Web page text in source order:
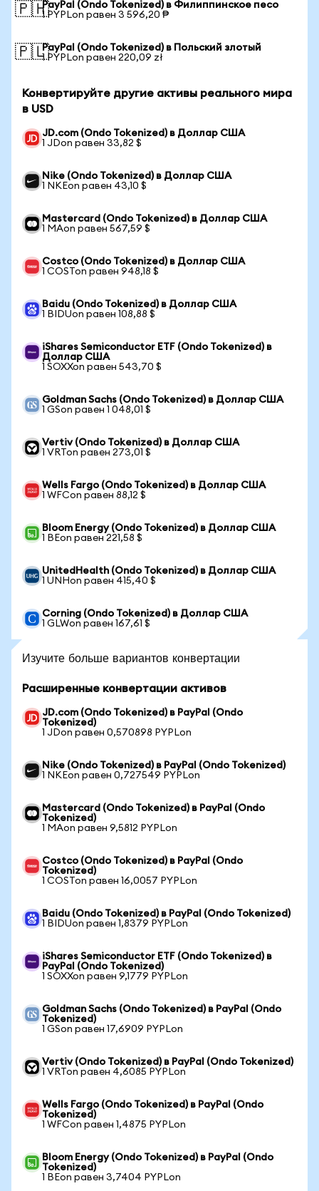
🇵🇭PayPal (Ondo Tokenized) в Филиппинское песо
1 PYPLon равен 3 596,20 ₱
🇵🇱PayPal (Ondo Tokenized) в Польский злотый
1 PYPLon равен 220,09 zł
Конвертируйте другие активы реального мира
в USD
JD.com (Ondo Tokenized) в Доллар США
1 JDon равен 33,82 $
Nike (Ondo Tokenized) в Доллар США
1 NKEon равен 43,10 $
Mastercard (Ondo Tokenized) в Доллар США
1 MAon равен 567,59 $
Costco (Ondo Tokenized) в Доллар США
1 COSTon равен 948,18 $
Baidu (Ondo Tokenized) в Доллар США
1 BIDUon равен 108,88 $
iShares Semiconductor ETF (Ondo Tokenized) в
Доллар США
1 SOXXon равен 543,70 $
Goldman Sachs (Ondo Tokenized) в Доллар США
1 GSon равен 1 048,01 $
Vertiv (Ondo Tokenized) в Доллар США
1 VRTon равен 273,01 $
Wells Fargo (Ondo Tokenized) в Доллар США
1 WFCon равен 88,12 $
Bloom Energy (Ondo Tokenized) в Доллар США
1 BEon равен 221,58 $
UnitedHealth (Ondo Tokenized) в Доллар США
1 UNHon равен 415,40 $
Corning (Ondo Tokenized) в Доллар США
1 GLWon равен 167,61 $
Изучите больше вариантов конвертации
Расширенные конвертации активов
JD.com (Ondo Tokenized) в PayPal (Ondo
Tokenized)
1 JDon равен 0,570898 PYPLon
Nike (Ondo Tokenized) в PayPal (Ondo Tokenized)
1 NKEon равен 0,727549 PYPLon
Mastercard (Ondo Tokenized) в PayPal (Ondo
Tokenized)
1 MAon равен 9,5812 PYPLon
Costco (Ondo Tokenized) в PayPal (Ondo
Tokenized)
1 COSTon равен 16,0057 PYPLon
Baidu (Ondo Tokenized) в PayPal (Ondo Tokenized)
1 BIDUon равен 1,8379 PYPLon
iShares Semiconductor ETF (Ondo Tokenized) в
PayPal (Ondo Tokenized)
1 SOXXon равен 9,1779 PYPLon
Goldman Sachs (Ondo Tokenized) в PayPal (Ondo
Tokenized)
1 GSon равен 17,6909 PYPLon
Vertiv (Ondo Tokenized) в PayPal (Ondo Tokenized)
1 VRTon равен 4,6085 PYPLon
Wells Fargo (Ondo Tokenized) в PayPal (Ondo
Tokenized)
1 WFCon равен 1,4875 PYPLon
Bloom Energy (Ondo Tokenized) в PayPal (Ondo
Tokenized)
1 BEon равен 3,7404 PYPLon